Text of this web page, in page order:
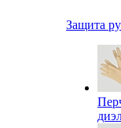
Защита